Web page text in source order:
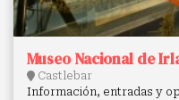
Museo Nacional de
Castlebar
Información, entradas y